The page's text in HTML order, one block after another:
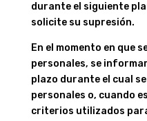
durante el siguiente
solicite su supresión.
En el momento en que
personales, se
plazo durante el cual
personales o, cuando
criterios utilizados